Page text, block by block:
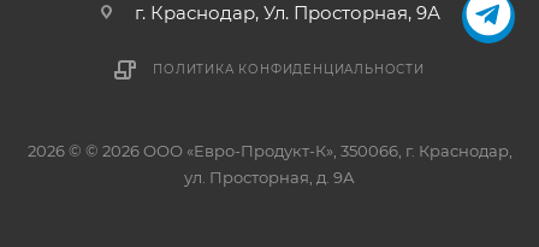
г. Краснодар, ​Ул. Просторная, 9А
ПОЛИТИКА КОНФИДЕНЦИАЛЬНОСТИ
2026 © © 2026 ООО «Евро-Продукт-К», 350066, г. Краснодар,
ул. Просторная, д. 9А